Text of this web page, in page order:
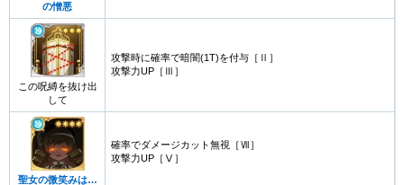
の憎悪
この呪縛を抜け出
して
攻撃時に確率で暗闇(1T)を付与［Ⅱ］
攻撃力UP［Ⅲ］
聖女の微笑みは…
確率でダメージカット無視［Ⅶ］
攻撃力UP［Ⅴ］